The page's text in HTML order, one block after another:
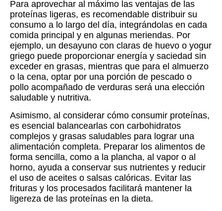
Para aprovechar al máximo las ventajas de las
proteínas ligeras, es recomendable distribuir su
consumo a lo largo del día, integrándolas en cada
comida principal y en algunas meriendas. Por
ejemplo, un desayuno con claras de huevo o yogur
griego puede proporcionar energía y saciedad sin
exceder en grasas, mientras que para el almuerzo
o la cena, optar por una porción de pescado o
pollo acompañado de verduras será una elección
saludable y nutritiva.
Asimismo, al considerar cómo consumir proteínas,
es esencial balancearlas con carbohidratos
complejos y grasas saludables para lograr una
alimentación completa. Preparar los alimentos de
forma sencilla, como a la plancha, al vapor o al
horno, ayuda a conservar sus nutrientes y reducir
el uso de aceites o salsas calóricas. Evitar las
frituras y los procesados facilitará mantener la
ligereza de las proteínas en la dieta.